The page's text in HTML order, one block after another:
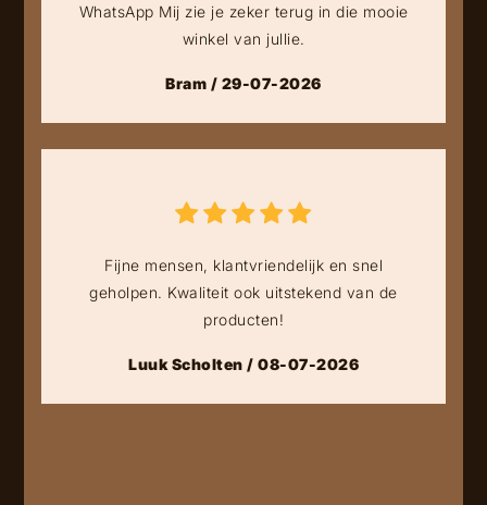
WhatsApp Mij zie je zeker terug in die mooie
winkel van jullie.
Bram / 29-07-2026
Fijne mensen, klantvriendelijk en snel
geholpen. Kwaliteit ook uitstekend van de
producten!
Luuk Scholten / 08-07-2026